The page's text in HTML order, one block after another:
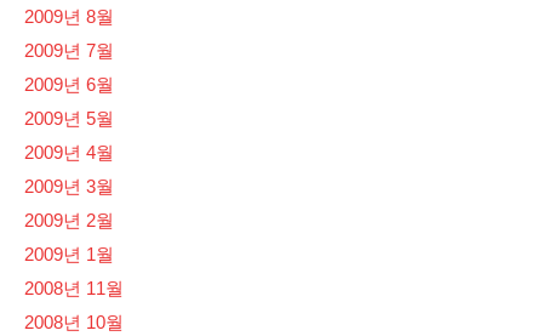
2009년 8월
2009년 7월
2009년 6월
2009년 5월
2009년 4월
2009년 3월
2009년 2월
2009년 1월
2008년 11월
2008년 10월